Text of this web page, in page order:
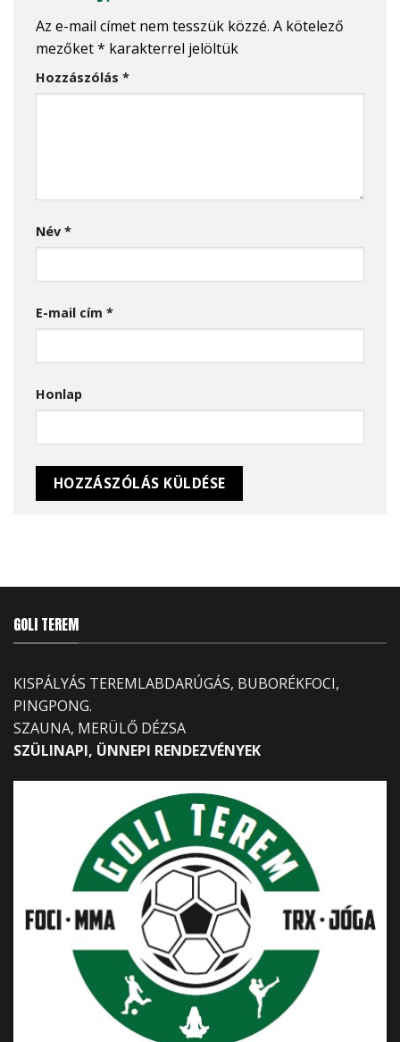
Az e-mail címet nem tesszük közzé. A kötelező
mezőket* karakterrel jelöltük
Hozzászólás *
Név *
E-mail cím *
Honlap
GOLI TEREM
KISPÁLYÁS TEREMLABDARÚGÁS, BUBORÉKFOCI,
PINGPONG.
SZAUNA, MERÜLŐ DÉZSA
SZÜLINAPI, ÜNNEPI RENDEZVÉNYEK